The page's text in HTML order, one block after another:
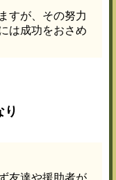
すが、その努力
は成功をおさめ